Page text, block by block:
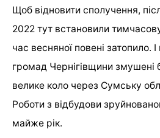
Щоб відновити сполучення,
2022 тут встановили
час весняної повені затопило.
громад Чернігівщини змушені
велике коло через Сумську
Роботи з відбудови
майже рік.